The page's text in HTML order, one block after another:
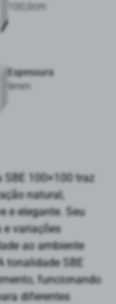
100,0cm
Espessura
9mm
100×100 traz
natural,
e elegante. Seu
e variações
ao ambiente
tonalidade SBE
funcionando
diferentes